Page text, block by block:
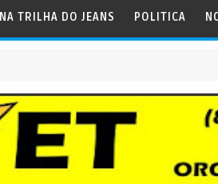
NA TRILHA DO JEANS POLITICA